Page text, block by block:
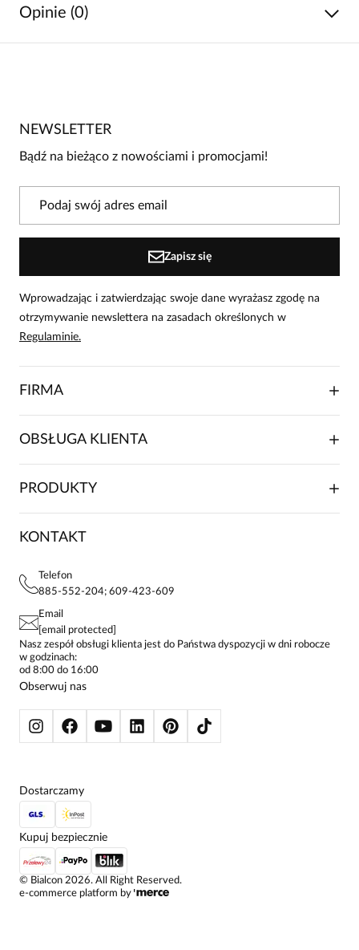
Opinie (0)
Bądź pierwszą osobą, która podzieli się opinią o tym
W naszej witrynie opinie mogą dodawać tylko
NEWSLETTER
Bądź na bieżąco z nowościami i promocjami!
Zapisz się
Wprowadzając i zatwierdzając swoje dane wyrażasz zgodę na
otrzymywanie newslettera na zasadach określonych w
Regulaminie.
FIRMA
O NAS
FRANCZYZA
KONTAKTY
OBSŁUGA KLIENTA
SKŁADANIE ZAMÓWIENIA
FAQ
POLITYKA PRYWATNOŚCI
STREFA STAŁEGO KLIENTA
PRODUKTY
SUKIENKI
KOSZULE DAMSKIE
SPODNIE DAMSKIE
ŻAKIETY I MARYNARKI
SWETRY
BLUZY
KONTAKT
Telefon
885-552-204; 609-423-609
Email
[email protected]
Nasz zespół obsługi klienta jest do Państwa dyspozycji w dni robocze
w godzinach:
od 8:00 do 16:00
Obserwuj nas
© Bialcon 2026. All Right Reserved.
e-commerce platform by
Dostarczamy
Kupuj bezpiecznie